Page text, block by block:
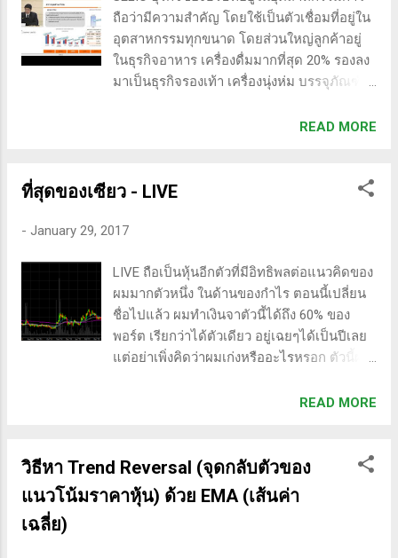
อดทน (Patience): การรอคอยและไม่รีบร้อนถือเป็นคุณสมบัติที่
สำคัญในนักเทรด ความอดทนช่วยให้คุณสามารถทนต่อความ
ผันผวนของตลาดและรอคอยจังหวะที่ดี...
ถือว่ามีความสำคัญ โดยใช้เป็นตัวเชื่อมที่อยู่ใน
อุตสาหกรรมทุกขนาด โดยส่วนใหญ่ลูกค้าอยู่
ในธุรกิจอาหาร เครื่องดื่มมากที่สุด 20% รองลง
มาเป็นธุรกิจรองเท้า เครื่องนุ่งห่ม บรรจุภัณฑ์
ค่อนข้างมากและมีโอกาสการขยายฐานลูกค้า
อุตสาหกรรมด้วย อย่างที่ทราบกัน, กาวเป็น
ประจำ ถือเป็นสินค้าที่ดีในมุมมองของนักลงทุน
สนใจ คือบริษัทได้ตัดสินใจโฟกัส ในการผลิต
กาวเท่านั้น โดยการตัดธุรกิจที่นอกเหนือจาก
กาวออก และสินค้าที่ไม่ก่อให้เกิดกำไรออกไป
ด้วย Click Here! ดังนั้นประเด็นที่น่าติดตามก็
คือว่า จะโตได้แค่ไหน? ลูกค้ามีเยอะมั้ย? มี
ผลิตภัณฑ์ที่บริษัท ทำขึ้นมา? ข้อแรก, ผู้บริหาร
เพราะมีการเปลี่ยนมาใช้กาวมากขึ้น อีกอย่าง
ลูกค้าอุตสาหกรรมอาห...
READ MORE
ที่สุดของเซียว - LIVE
- January 29, 2017
LIVE ถือเป็นหุ้นอีกตัวที่มีอิทธิพลต่อแนวคิดของ
ผมมากตัวหนึ่ง ในด้านของกำไร ตอนนี้เปลี่ยน
ชื่อไปแล้ว ผมทำเงินจาตัวนี้ได้ถึง 60% ของ
พอร์ต เรียกว่าได้ตัวเดียว อยู่เฉยๆได้เป็นปีเลย
แต่อย่าเพิ่งคิดว่าผมเก่งหรืออะไรหรอก ตัวนี้ผม
ผมเข้าไปดูตามเว็บบอร์ด ก็เห็นหลายคนโพสต์
ผม(ในขณะนั้น)เขาร่ำรวยจากหุ้นประเภทนี้
หลายสิบเด้ง ผมก็เอาด้วย ก็แหม..เข้าสูตรทุก
อย่าง - ราคาต่ำบาท - ราคาลงไปอยู่ที่ก้น -
READ MORE
วิธีหา Trend Reversal (จุดกลับตัวของ
แนวโน้มราคาหุ้น) ด้วย EMA (เส้นค่า
เฉลี่ย)